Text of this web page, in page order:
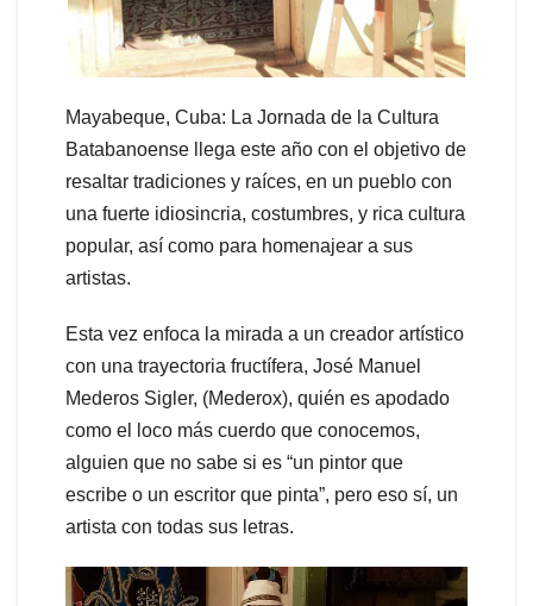
Mayabeque, Cuba: La Jornada de la Cultura
Batabanoense llega este año con el objetivo de
resaltar tradiciones y raíces, en un pueblo con
una fuerte idiosincria, costumbres, y rica cultura
popular, así como para homenajear a sus
artistas.
Esta vez enfoca la mirada a un creador artístico
con una trayectoria fructífera, José Manuel
Mederos Sigler, (Mederox), quién es apodado
como el loco más cuerdo que conocemos,
alguien que no sabe si es “un pintor que
escribe o un escritor que pinta”, pero eso sí, un
artista con todas sus letras.